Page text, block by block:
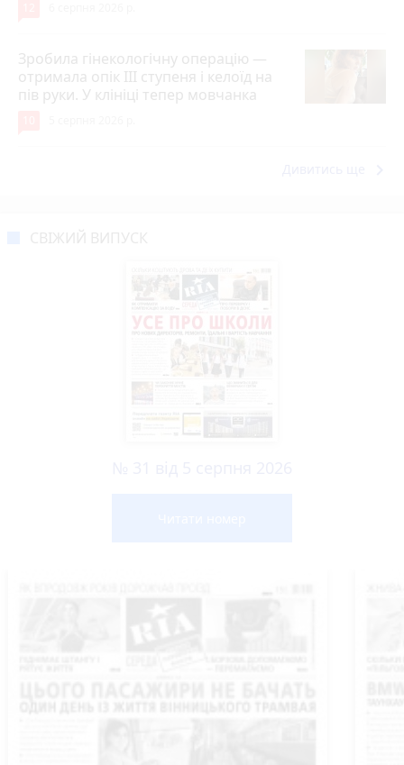
Зробила гінекологічну операцію —
отримала опік ІІІ ступеня і келоїд на
пів руки. У клініці тепер мовчанка